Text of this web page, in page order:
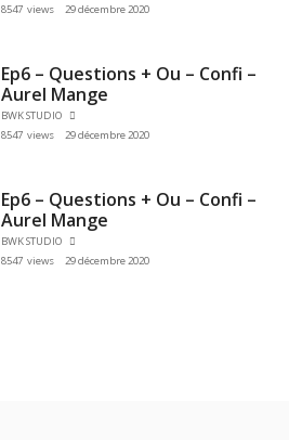
8547 views
29 décembre 2020
Ep6 – Questions + Ou – Confi –
Aurel Mange
BWK STUDIO
8547 views
29 décembre 2020
Ep6 – Questions + Ou – Confi –
Aurel Mange
BWK STUDIO
8547 views
29 décembre 2020